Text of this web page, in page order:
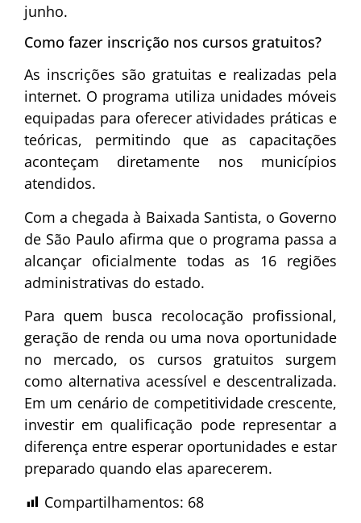
junho.
Como fazer inscrição nos cursos gratuitos?
As inscrições são gratuitas e realizadas pela
internet. O programa utiliza unidades móveis
equipadas para oferecer atividades práticas e
teóricas, permitindo que as capacitações
aconteçam diretamente nos municípios
atendidos.
Com a chegada à Baixada Santista, o Governo
de São Paulo afirma que o programa passa a
alcançar oficialmente todas as 16 regiões
administrativas do estado.
Para quem busca recolocação profissional,
geração de renda ou uma nova oportunidade
no mercado, os cursos gratuitos surgem
como alternativa acessível e descentralizada.
Em um cenário de competitividade crescente,
investir em qualificação pode representar a
diferença entre esperar oportunidades e estar
preparado quando elas aparecerem.
Compartilhamentos: 68